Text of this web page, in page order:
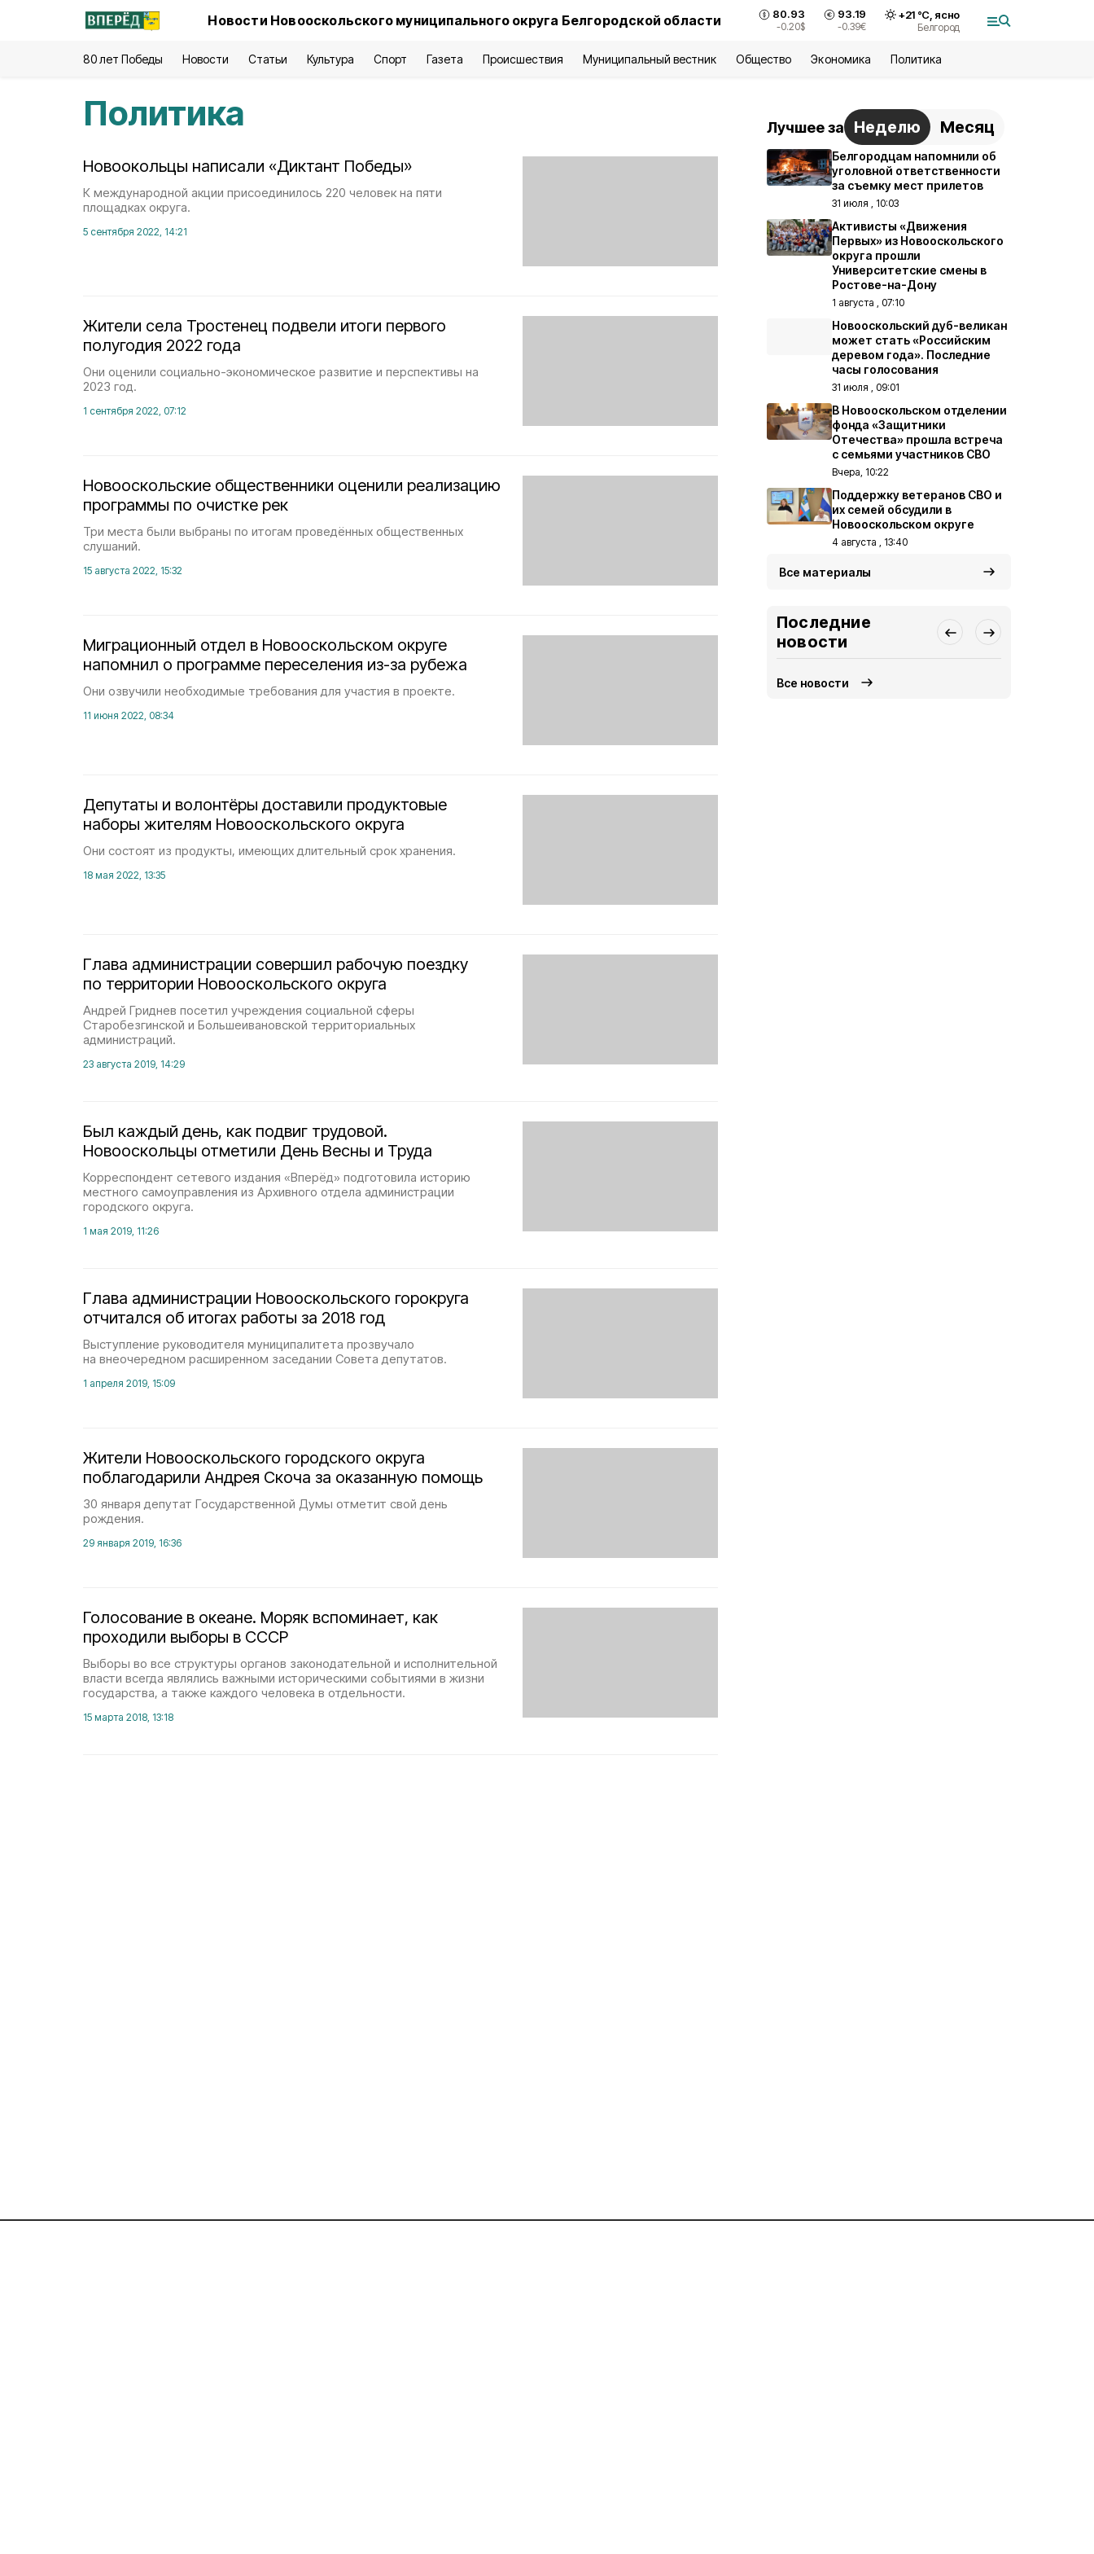
Новости Новооскольского муниципального округа Белгородской области 80.93
-0.20$
93.19
-0.39€
+21°С, ясно
Белгород
80 лет Победы Новости Статьи Культура Спорт Газета Происшествия Муниципальный вестник Общество Экономика Политика
Политика
Новоокольцы написали «Диктант Победы»
К международной акции присоединилось 220 человек на пяти
площадках округа.
5 сентября 2022, 14:21
Жители села Тростенец подвели итоги первого
полугодия 2022 года
Они оценили социально-экономическое развитие и перспективы на
2023 год.
1 сентября 2022, 07:12
Новооскольские общественники оценили реализацию
программы по очистке рек
Три места были выбраны по итогам проведённых общественных
слушаний.
15 августа 2022, 15:32
Миграционный отдел в Новооскольском округе
напомнил о программе переселения из-за рубежа
Они озвучили необходимые требования для участия в проекте.
11 июня 2022, 08:34
Депутаты и волонтёры доставили продуктовые
наборы жителям Новооскольского округа
Они состоят из продукты, имеющих длительный срок хранения.
18 мая 2022, 13:35
Глава администрации совершил рабочую поездку
по территории Новооскольского округа
Андрей Гриднев посетил учреждения социальной сферы
Старобезгинской и Большеивановской территориальных
администраций.
23 августа 2019, 14:29
Был каждый день, как подвиг трудовой.
Новооскольцы отметили День Весны и Труда
Корреспондент сетевого издания «Вперёд» подготовила историю
местного самоуправления из Архивного отдела администрации
городского округа.
1 мая 2019, 11:26
Глава администрации Новооскольского горокруга
отчитался об итогах работы за 2018 год
Выступление руководителя муниципалитета прозвучало
на внеочередном расширенном заседании Совета депутатов.
1 апреля 2019, 15:09
Жители Новооскольского городского округа
поблагодарили Андрея Скоча за оказанную помощь
30 января депутат Государственной Думы отметит свой день
рождения.
29 января 2019, 16:36
Голосование в океане. Моряк вспоминает, как
проходили выборы в СССР
Выборы во все структуры органов законодательной и исполнительной
власти всегда являлись важными историческими событиями в жизни
государства, а также каждого человека в отдельности.
15 марта 2018, 13:18
Лучшее за Неделю Месяц
Белгородцам напомнили об
уголовной ответственности
за съемку мест прилетов
31 июля , 10:03
Активисты «Движения
Первых» из Новооскольского
округа прошли
Университетские смены в
Ростове-на-Дону
1 августа , 07:10
Новооскольский дуб-великан
может стать «Российским
деревом года». Последние
часы голосования
31 июля , 09:01
В Новооскольском отделении
фонда «Защитники
Отечества» прошла встреча
с семьями участников СВО
Вчера, 10:22
Поддержку ветеранов СВО и
их семей обсудили в
Новооскольском округе
4 августа , 13:40
Все материалы
Последние
новости
Все новости